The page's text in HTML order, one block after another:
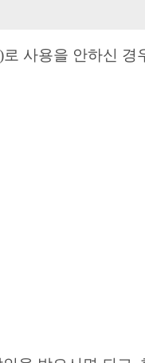
로 사용을 안하신 경